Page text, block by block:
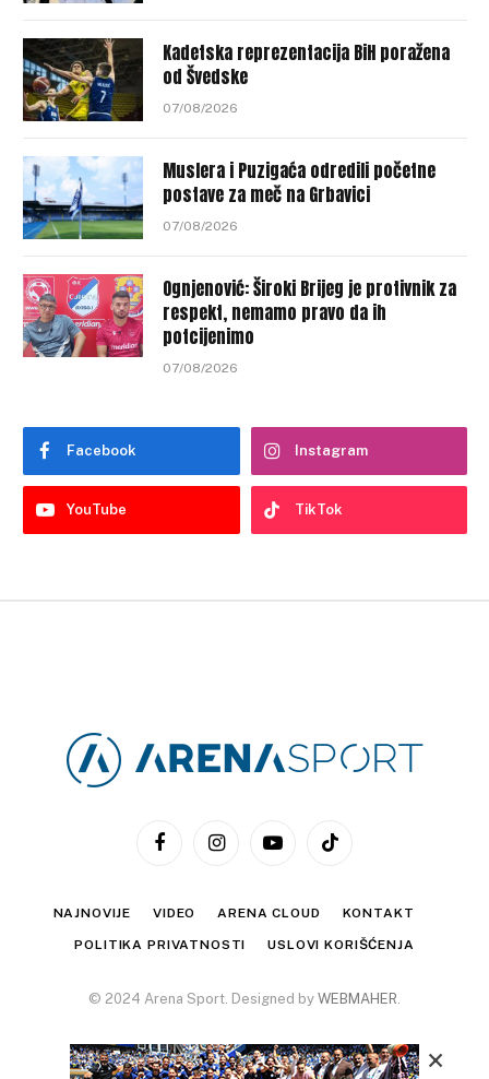
Kadetska reprezentacija BiH poražena
od Švedske
07/08/2026
Muslera i Puzigaća odredili početne
postave za meč na Grbavici
07/08/2026
Ognjenović: Široki Brijeg je protivnik za
respekt, nemamo pravo da ih
potcijenimo
07/08/2026
Facebook Instagram
YouTube TikTok
FacebookInstagramYouTubeTikTok
NAJNOVIJE VIDEO ARENA CLOUD KONTAKT
POLITIKA PRIVATNOSTI USLOVI KORIŠĆENJA
© 2024 Arena Sport. Designed by WEBMAHER.
×